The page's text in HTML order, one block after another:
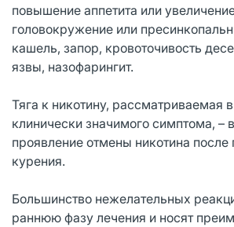
повышение аппетита или
головокружение или
кашель, запор, кровоточивость
язвы, назофарингит.
Тяга к никотину, рассматриваемая
клинически значимого симптома, –
проявление отмены никотина
курения.
Большинство нежелательных
раннюю фазу лечения и носят